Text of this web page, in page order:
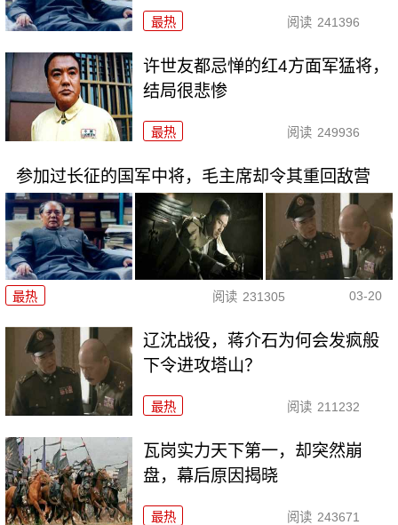
最热 阅读 241396
许世友都忌惮的红4方面军猛将，
结局很悲惨
最热 阅读 249936
参加过长征的国军中将，毛主席却令其重回敌营
最热 阅读 231305 03-20
辽沈战役，蒋介石为何会发疯般
下令进攻塔山？
最热 阅读 211232
瓦岗实力天下第一，却突然崩
盘，幕后原因揭晓
最热 阅读 243671